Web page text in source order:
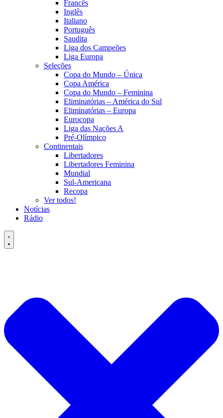
Francês
Inglês
Italiano
Português
Saudita
Liga dos Campeões
Liga Europa
Seleções
Copa do Mundo – Única
Copa América
Copa do Mundo – Feminina
Eliminatórias – América do Sul
Eliminatórias – Europa
Eurocopa
Liga das Nações A
Pré-Olímpico
Continentais
Libertadores
Libertadores Feminina
Mundial
Sul-Americana
Recopa
Ver todos!
Notícias
Rádio